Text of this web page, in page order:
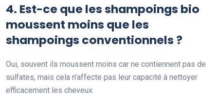
4. Est-ce que les shampoings bio
moussent moins que les
shampoings conventionnels ?
Oui, souvent ils moussent moins car ne contiennent pas de
sulfates, mais cela n’affecte pas leur capacité à nettoyer
efficacement les cheveux.